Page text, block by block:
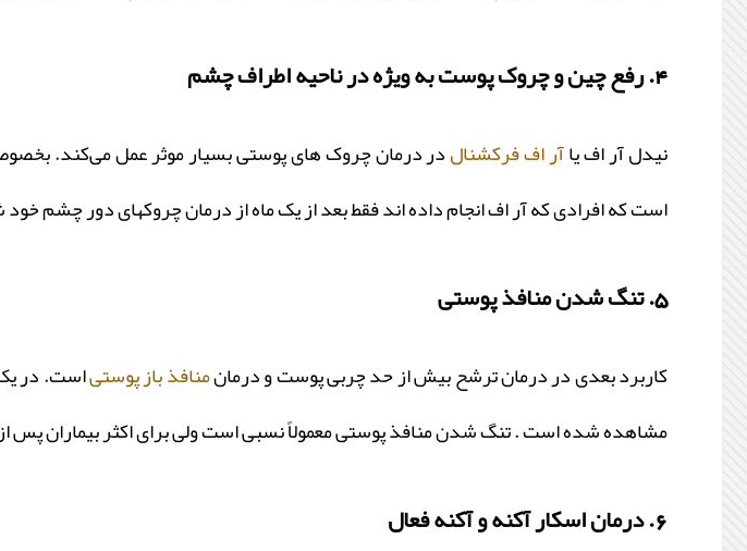
4. رفع چین و چروک پوست به ویژه در ناحیه اطراف چشم
نیدل آر اف یاآر اف فرکشنالدر درمان چروک های پوستی بسیار موثر عمل می‌کند.
است که افرادی که آر اف انجام داده اند فقط بعد از یک ماه از درمان چروکهای دور چشم
5. تنگ شدن منافذ پوستی
کاربرد بعدی در درمان ترشح بیش از حد چربی پوست و درمانمنافذ باز پوستی
مشاهده شده است . تنگ شدن منافذ پوستی معمولاً نسبی است ولی برای اکثر بیماران پس
6. درمان اسکار آکنه و آکنه فعال